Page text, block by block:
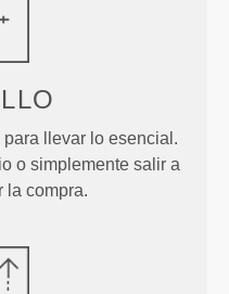
llevar lo esencial.
o simplemente salir a
la compra.